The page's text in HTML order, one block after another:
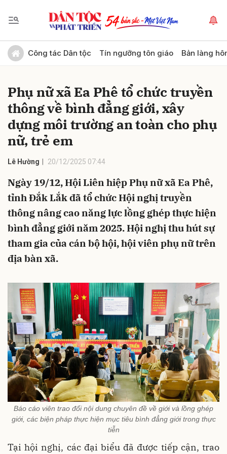
Công tác Dân tộc Tín ngưỡng tôn giáo Bản làng
Phụ nữ xã Ea Phê tổ chức truyền
thông về bình đẳng giới, xây
dựng môi trường an toàn cho phụ
nữ, trẻ em
Lê Hường 20/12/2025 07:44
Ngày 19/12, Hội Liên hiệp Phụ nữ xã Ea Phê,
tỉnh Đắk Lắk đã tổ chức Hội nghị truyền
thông nâng cao năng lực lồng ghép thực hiện
bình đẳng giới năm 2025. Hội nghị thu hút sự
tham gia của cán bộ hội, hội viên phụ nữ trên
địa bàn xã.
Báo cáo viên trao đổi nội dung chuyên đề về giới và lồng ghép
giới, các biện pháp thực hiện mục tiêu bình đẳng giới trong thực
tiễn
Tại hội nghị, các đại biểu đã được tiếp cận, trao
Gửi bình luận